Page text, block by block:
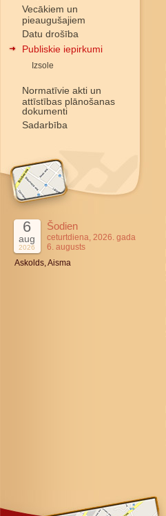
Vecākiem un
pieaugušajiem
Datu drošība
Publiskie iepirkumi
Izsole
Normatīvie akti un
attīstības plānošanas
dokumenti
Sadarbība
6
aug
2026
Šodien
ceturtdiena, 2026. gada
6. augusts
Askolds, Aisma